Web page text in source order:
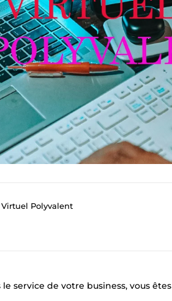
Polyvalent
service de votre business, vous